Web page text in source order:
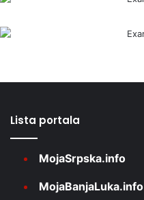
Lista portala
MojaSrpska.info
MojaBanjaLuka.info